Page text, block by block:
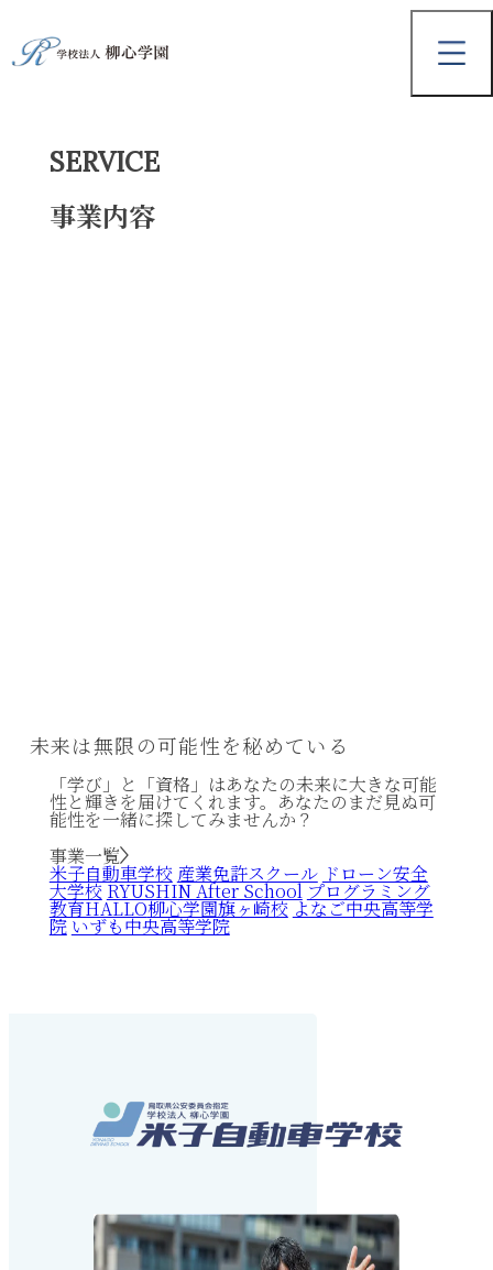
SERVICE
事業内容
未来は無限の可能性を秘めている
「学び」と「資格」はあなたの未来に大きな可能
性と輝きを届けてくれます。あなたのまだ見ぬ可
能性を一緒に探してみませんか？
事業一覧
米子自動車学校 産業免許スクール ドローン安全
大学校RYUSHIN After Schoolプログラミング
教育HALLO柳心学園旗ヶ崎校よなご中央高等学
院いずも中央高等学院